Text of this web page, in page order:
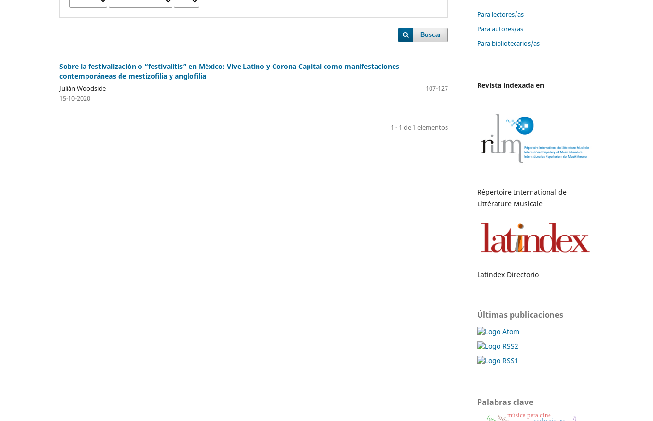
Buscar
Sobre la festivalización o “festivalitis” en México: Vive Latino y Corona Capital como manifestaciones
contemporáneas de mestizofilia y anglofilia
Julián Woodside
107-127
15-10-2020
1 - 1 de 1 elementos
Para lectores/as
Para autores/as
Para bibliotecarios/as
Revista indexada en
Répertoire International de
Littérature Musicale
Latindex Directorio
Últimas publicaciones
Palabras clave
música para cine